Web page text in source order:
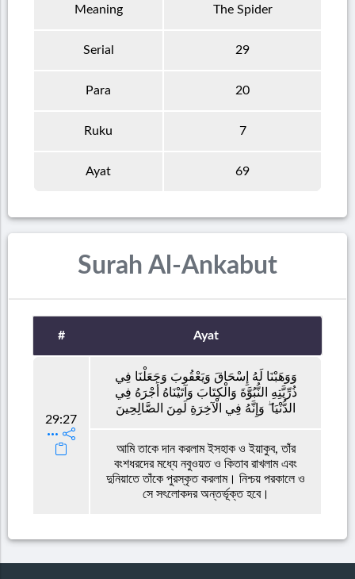
Meaning The Spider
Serial 29
Para 20
Ruku 7
Ayat 69
Surah Al-Ankabut
# Ayat
29:27
وَوَهَبْنَا لَهُ إِسْحَاقَ وَيَعْقُوبَ وَجَعَلْنَا فِي
ذُرِّيَّتِهِ النُّبُوَّةَ وَالْكِتَابَ وَآتَيْنَاهُ أَجْرَهُ فِي
الدُّنْيَا ۖ وَإِنَّهُ فِي الْآخِرَةِ لَمِنَ الصَّالِحِينَ
আমি তাকে দান করলাম ইসহাক ও ইয়াকুব, তাঁর
বংশধরদের মধ্যে নবুওয়ত ও কিতাব রাখলাম এবং
দুনিয়াতে তাঁকে পুরস্কৃত করলাম। নিশ্চয় পরকালে ও
সে সৎলোকদর অন্তর্ভূক্ত হবে।